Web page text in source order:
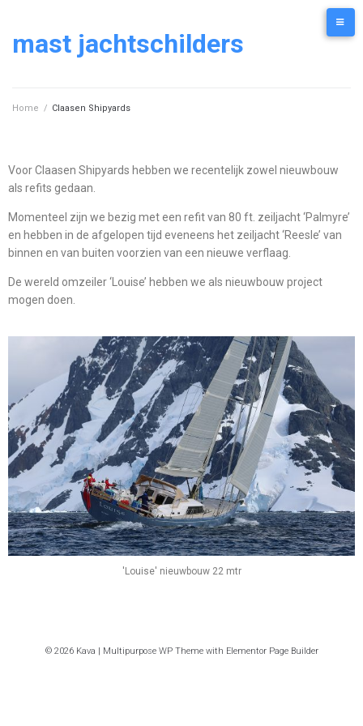
mast jachtschilders
Home / Claasen Shipyards
Voor Claasen Shipyards hebben we recentelijk zowel nieuwbouw
als refits gedaan.
Momenteel zijn we bezig met een refit van 80 ft. zeiljacht ‘Palmyre’
en hebben in de afgelopen tijd eveneens het zeiljacht ‘Reesle’ van
binnen en van buiten voorzien van een nieuwe verflaag.
De wereld omzeiler ‘Louise’ hebben we als nieuwbouw project
mogen doen.
'Louise' nieuwbouw 22 mtr
© 2026 Kava | Multipurpose WP Theme with Elementor Page Builder